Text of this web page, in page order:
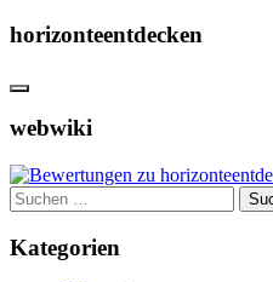
horizonteentdecken
webwiki
Suchen
nach:
Kategorien